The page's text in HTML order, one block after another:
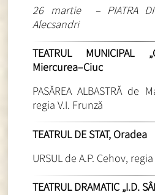
26 martie – PIATRA
Alecsandri
TEATRUL MUNICIPAL
Miercurea–Ciuc
PASĂREA ALBASTRĂ de
regia V.I. Frunză
TEATRUL DE STAT, Oradea
URSUL de A.P. Cehov,
TEATRUL DRAMATIC „I.D.